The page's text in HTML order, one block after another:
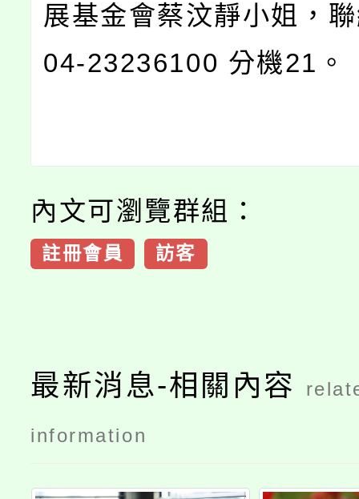
展基金會蔡汶靜小姐，
04-23236100 分機21。
內文可瀏覽群組：
註冊會員 訪客
最新消息-相關內容
information